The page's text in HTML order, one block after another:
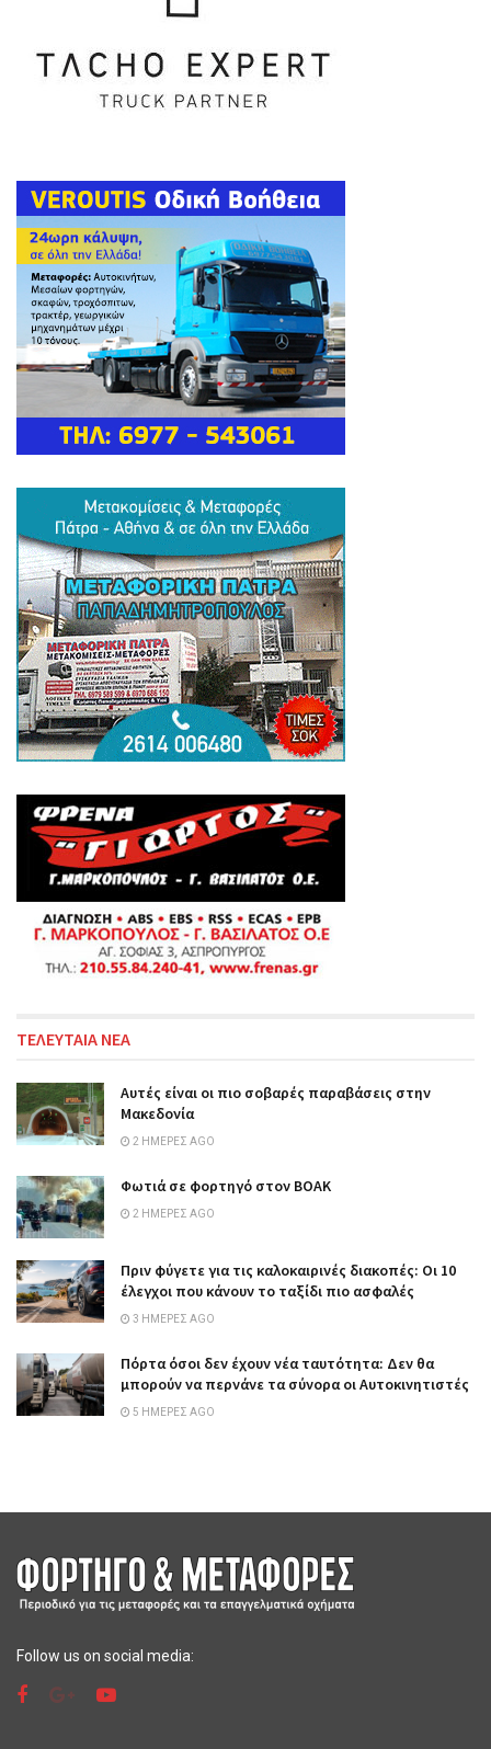
ΤΕΛΕΥΤΑΙΑ ΝΕΑ
Αυτές είναι οι πιο σοβαρές παραβάσεις στην
Μακεδονία
2 ΗΜΈΡΕΣ AGO
Φωτιά σε φορτηγό στον ΒΟΑΚ
2 ΗΜΈΡΕΣ AGO
Πριν φύγετε για τις καλοκαιρινές διακοπές: Οι 10
έλεγχοι που κάνουν το ταξίδι πιο ασφαλές
3 ΗΜΈΡΕΣ AGO
Πόρτα όσοι δεν έχουν νέα ταυτότητα: Δεν θα
μπορούν να περνάνε τα σύνορα οι Αυτοκινητιστές
5 ΗΜΈΡΕΣ AGO
Follow us on social media: